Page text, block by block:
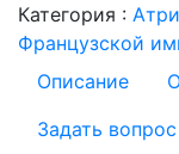
Категория :
Французской
Описание
Задать вопрос